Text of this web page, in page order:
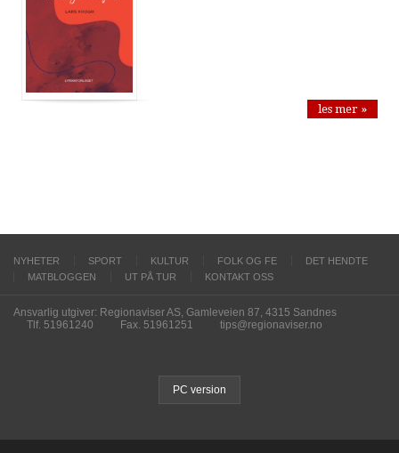
les mer »
NYHETER SPORT KULTUR FOLK OG FE
DET HENDTE
MATBLOGGEN
UT PÅ TUR KONTAKT OSS
Ansvarlig utgiver: Regionaviser AS, Gamleveien 87, 4315 Sandnes
Tlf. 51961240
Fax. 51961251 tips@regionaviser.no
PC version